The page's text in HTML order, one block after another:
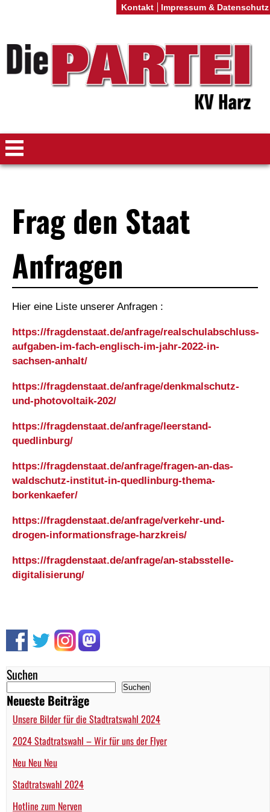
Suchen
Suchen
Neueste Beiträge
Unsere Bilder für die Stadtratswahl 2024
2024 Stadtratswahl – Wir für uns der Flyer
Neu Neu Neu
Stadtratswahl 2024
Hotline zum Nerven
Frag den Staat
Anfragen
Hier eine Liste unserer Anfragen :
https://fragdenstaat.de/anfrage/realschulabschluss-
aufgaben-im-fach-englisch-im-jahr-2022-in-
sachsen-anhalt/
https://fragdenstaat.de/anfrage/denkmalschutz-
und-photovoltaik-202/
https://fragdenstaat.de/anfrage/leerstand-
quedlinburg/
https://fragdenstaat.de/anfrage/fragen-an-das-
waldschutz-institut-in-quedlinburg-thema-
borkenkaefer/
https://fragdenstaat.de/anfrage/verkehr-und-
drogen-informationsfrage-harzkreis/
https://fragdenstaat.de/anfrage/an-stabsstelle-
digitalisierung/
Kontakt Impressum & Datenschutz